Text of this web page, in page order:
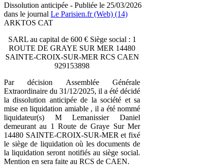
Dissolution anticipée - Publiée le 25/03/2026
dans le journal Le Parisien.fr (Web) (14)
ARKTOS CAT
SARL au capital de 600 € Siège social : 1
ROUTE DE GRAYE SUR MER 14480
SAINTE-CROIX-SUR-MER RCS CAEN
929153898
Par décision Assemblée Générale
Extraordinaire du 31/12/2025, il a été décidé
la dissolution anticipée de la société et sa
mise en liquidation amiable , il a été nommé
liquidateur(s) M Lemanissier Daniel
demeurant au 1 Route de Graye Sur Mer
14480 SAINTE-CROIX-SUR-MER et fixé
le siège de liquidation où les documents de
la liquidation seront notifiés au siège social.
Mention en sera faite au RCS de CAEN.